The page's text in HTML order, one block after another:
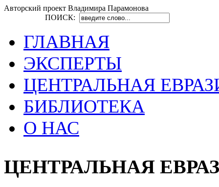
Авторский проект Владимира Парамонова
ПОИСК:
ГЛАВНАЯ
ЭКСПЕРТЫ
ЦЕНТРАЛЬНАЯ
БИБЛИОТЕКА
О НАС
ЦЕНТРАЛЬНАЯ